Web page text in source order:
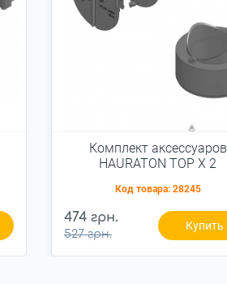
Комплект аксессуаров
HAURATON TOP Х 2
Код товара: 28245
474 грн.
527 грн.
Купить